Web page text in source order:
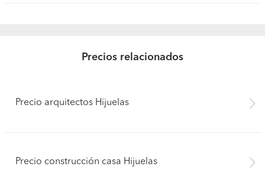
Precios relacionados
Precio arquitectos Hijuelas
Precio construcción casa Hijuelas